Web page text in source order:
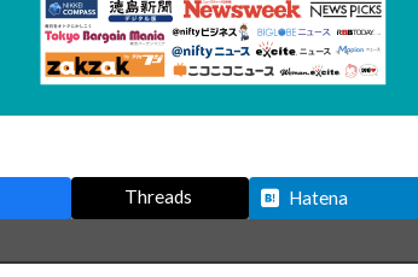
Threads Hatena